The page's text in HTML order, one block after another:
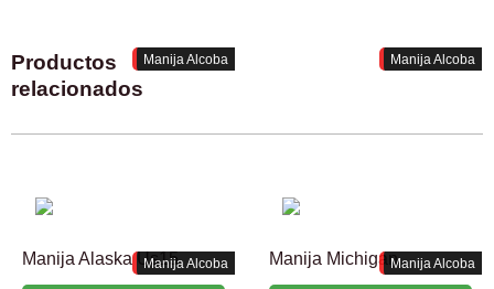
Productos
relacionados
Manija Alaska Us15
Manija Alcoba
Manija Michigan
Manija Alcoba
Manija Alcoba Manija Alcoba